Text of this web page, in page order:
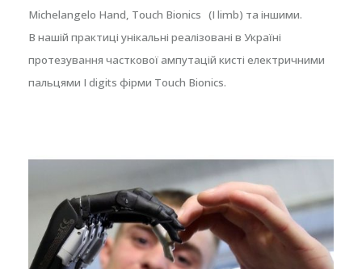
Michelangelo Hand, Touch Bionics (I limb) та іншими.
В нашій практиці унікальні реалізовані в Україні
протезування часткової ампутацій кисті електричними
пальцями I digits фірми Touch Bionics.